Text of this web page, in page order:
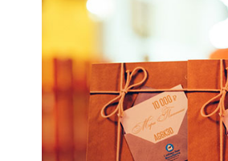
Ваш регион доставки
Выберите из списка:
15х20
20х20
20х30
30х30
30х40
А4
Фото